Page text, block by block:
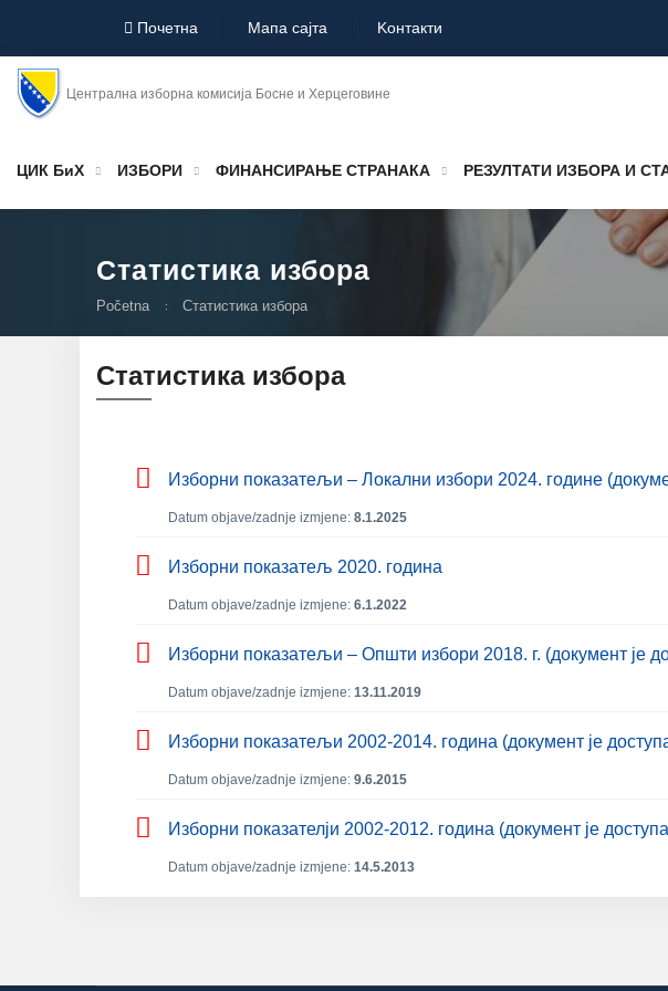
Почетна Мапа сајта Koнтакти
Централна изборна комисија Босне и Херцеговине
ЦИК БиХ ИЗБОРИ ФИНАНСИРАЊЕ СТРАНАКА РЕЗУЛТАТИ ИЗБОРА И
Статистика избора
Početna Статистика избора
Статистика избора
Изборни показатељи – Локални избори 2024. године
Datum objave/zadnje izmjene: 8.1.2025
Изборни показатељ 2020. година
Datum objave/zadnje izmjene: 6.1.2022
Изборни показатељи – Општи избори 2018. г. (документ је
Datum objave/zadnje izmjene: 13.11.2019
Изборни показатељи 2002-2014. година (документ је
Datum objave/zadnje izmjene: 9.6.2015
Изборни показателји 2002-2012. година (документ је
Datum objave/zadnje izmjene: 14.5.2013